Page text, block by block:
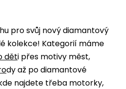
pro svůj nový diamantový
kolekce! Kategorií máme
děti přes motivy měst,
dyaž po diamantové
najdete třeba motorky,